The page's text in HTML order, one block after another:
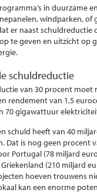
in duurzame
windparken, of
er naast
te geven en uitzicht op
schuldreductie
van 30 procent
rendement van 1,5
70 gigawattuur
schuld heeft van 40
Dat is nog geen procent
Portugal (78 miljard
(210 miljard
hoeven trouwens
kan een enorme